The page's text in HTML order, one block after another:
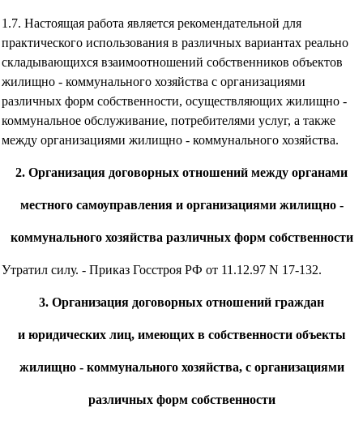
1.7. Настоящая работа является рекомендательной для
практического использования в различных вариантах реально
складывающихся взаимоотношений собственников объектов
жилищно - коммунального хозяйства с организациями
различных форм собственности, осуществляющих жилищно -
коммунальное обслуживание, потребителями услуг, а также
между организациями жилищно - коммунального хозяйства.
2. Организация договорных отношений между органами
местного самоуправления и организациями жилищно -
коммунального хозяйства различных форм собственности
Утратил силу. - Приказ Госстроя РФ от 11.12.97 N 17-132.
3. Организация договорных отношений граждан
и юридических лиц, имеющих в собственности объекты
жилищно - коммунального хозяйства, с организациями
различных форм собственности